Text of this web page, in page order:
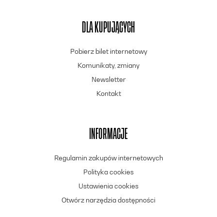
DLA KUPUJĄCYCH
Pobierz bilet internetowy
Komunikaty, zmiany
Newsletter
Kontakt
INFORMACJE
Regulamin zakupów internetowych
Polityka cookies
Ustawienia cookies
Otwórz narzędzia dostępności